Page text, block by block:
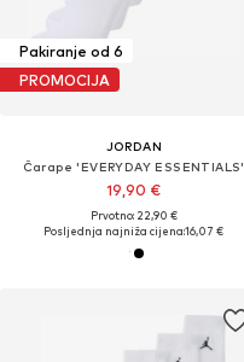
Pakiranje od 6
PROMOCIJA
JORDAN
Čarape 'EVERYDAY ESSENTIALS'
19,90 €
Prvotno: 22,90 €
Posljednja najniža cijena:16,07 €